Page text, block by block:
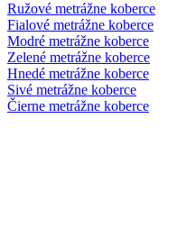
Ružové metrážne koberce
Fialové metrážne koberce
Modré metrážne koberce
Zelené metrážne koberce
Hnedé metrážne koberce
Sivé metrážne koberce
Čierne metrážne koberce